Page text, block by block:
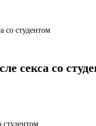
со студентом
секса со